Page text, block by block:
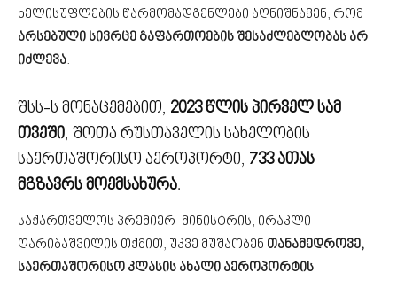
ხელისუფლების წარმომადგენლები აღნიშნავენ, რომ
არსებული სივრცე გაფართოების შესაძლებლობას არ
იძლევა.
შსს-ს მონაცემებით, 2023 წლის პირველ სამ
თვეში, შოთა რუსთაველის სახელობის
საერთაშორისო აეროპორტი, 733 ათას
მგზავრს მოემსახურა.
საქართველოს პრემიერ-მინისტრის, ირაკლი
ღარიბაშვილის თქმით, უკვე მუშაობენ თანამედროვე,
საერთაშორისო კლასის ახალი აეროპორტის